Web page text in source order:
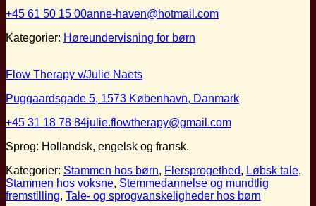
+45 61 50 15 00anne-haven@hotmail.com
Kategorier: Høreundervisning for børn
Flow Therapy v/Julie Naets
Puggaardsgade 5, 1573 København, Danmark
+45 31 18 78 84julie.flowtherapy@gmail.com
Sprog: Hollandsk, engelsk og fransk.
Kategorier: Stammen hos børn, Flersprogethed, Løbsk tale,
Stammen hos voksne, Stemmedannelse og mundtlig
fremstilling, Tale- og sprogvanskeligheder hos børn